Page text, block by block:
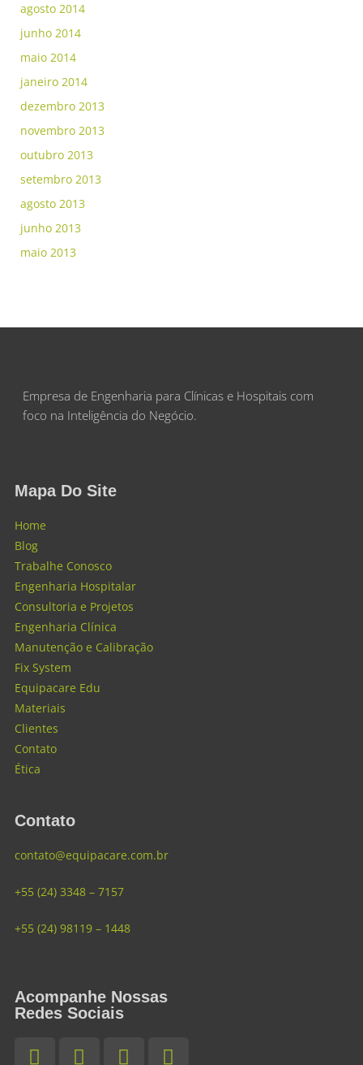
agosto 2014
junho 2014
maio 2014
janeiro 2014
dezembro 2013
novembro 2013
outubro 2013
setembro 2013
agosto 2013
junho 2013
maio 2013
Empresa de Engenharia para Clínicas e Hospitais com
foco na Inteligência do Negócio.
Mapa Do Site
Home
Blog
Trabalhe Conosco
Engenharia Hospitalar
Consultoria e Projetos
Engenharia Clínica
Manutenção e Calibração
Fix System
Equipacare Edu
Materiais
Clientes
Contato
Ética
Contato
contato@equipacare.com.br
+55 (24) 3348 – 7157
+55 (24) 98119 – 1448
Acompanhe Nossas
Redes Sociais